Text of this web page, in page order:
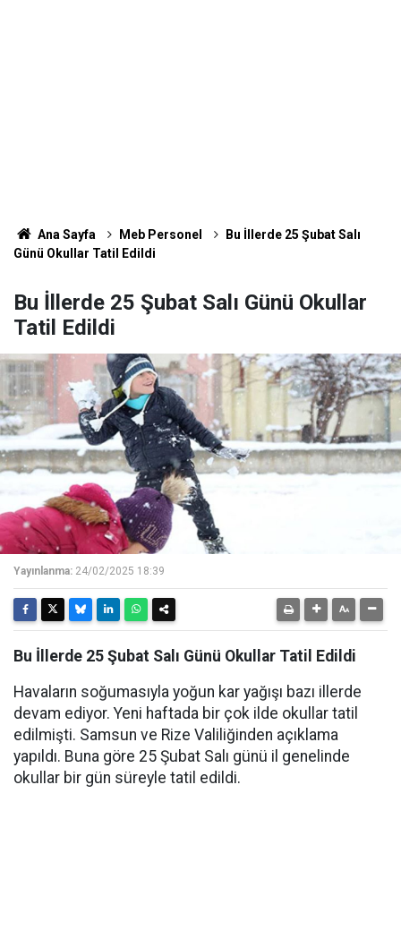
Ana Sayfa Meb Personel
Bu İllerde 25 Şubat Salı
Günü Okullar Tatil Edildi
Bu İllerde 25 Şubat Salı Günü Okullar
Tatil Edildi
Yayınlanma: 24/02/2025 18:39
Bu İllerde 25 Şubat Salı Günü Okullar Tatil Edildi
Havaların soğumasıyla yoğun kar yağışı bazı illerde
devam ediyor. Yeni haftada bir çok ilde okullar tatil
edilmişti. Samsun ve Rize Valiliğinden açıklama
yapıldı. Buna göre 25 Şubat Salı günü il genelinde
okullar bir gün süreyle tatil edildi.